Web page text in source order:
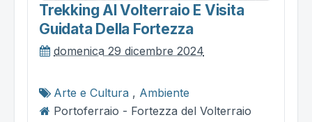
Trekking Al Volterraio E Visita
Guidata Della Fortezza
domenica 29 dicembre 2024
Arte e Cultura , Ambiente
Portoferraio - Fortezza del Volterraio